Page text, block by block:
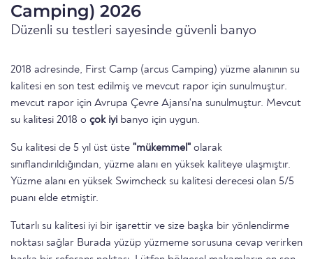
Camping) 2026
Düzenli su testleri sayesinde güvenli banyo
2018 adresinde, First Camp (arcus Camping) yüzme alanının su
kalitesi en son test edilmiş ve mevcut rapor için sunulmuştur.
mevcut rapor için Avrupa Çevre Ajansı'na sunulmuştur. Mevcut
su kalitesi 2018 o çok iyi banyo için uygun.
Su kalitesi de 5 yıl üst üste "mükemmel" olarak
sınıflandırıldığından, yüzme alanı en yüksek kaliteye ulaşmıştır.
Yüzme alanı en yüksek Swimcheck su kalitesi derecesi olan 5/5
puanı elde etmiştir.
Tutarlı su kalitesi iyi bir işarettir ve size başka bir yönlendirme
noktası sağlar Burada yüzüp yüzmeme sorusuna cevap verirken